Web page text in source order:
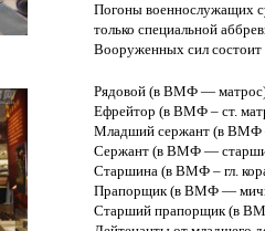
Погоны военнослужащих
только специальной
Вооруженных сил состоит
Рядовой (в ВМФ —
Ефрейтор (в ВМФ – ст.
Младший сержант (в ВМФ
Сержант (в ВМФ —
Старшина (в ВМФ – гл.
Прапорщик (в ВМФ —
Старший прапорщик (в